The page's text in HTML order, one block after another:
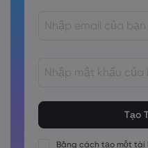
Các mật khẩu phải chứa
Bằng cách tạo một tài